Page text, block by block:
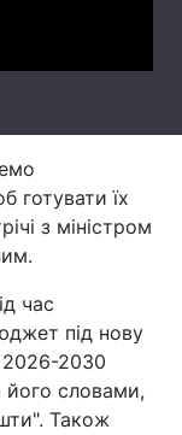
готувати їх
з міністром
час
під нову
2030
його словами,
Також